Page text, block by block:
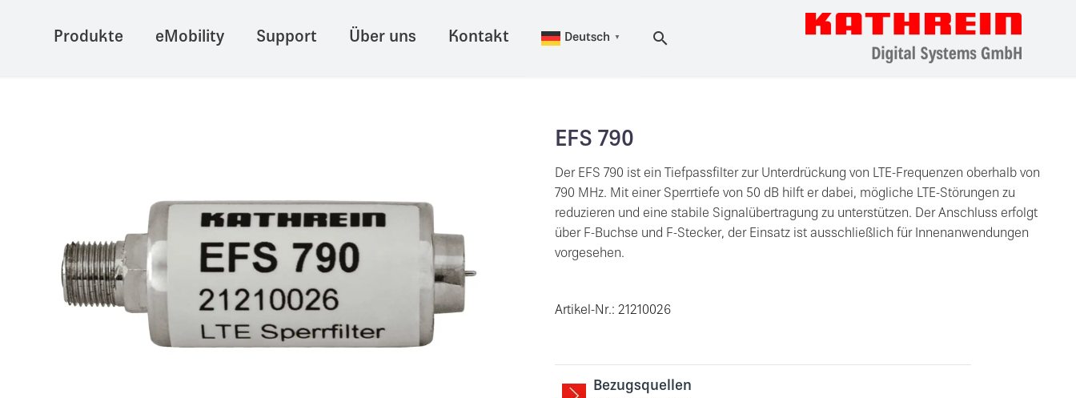
Produkte eMobility Support Über uns Kontakt Deutsch ▼
EFS 790
Der EFS 790 ist ein Tiefpassfilter zur Unterdrückung von LTE-Frequenzen oberhalb von
790 MHz. Mit einer Sperrtiefe von 50 dB hilft er dabei, mögliche LTE-Störungen zu
reduzieren und eine stabile Signalübertragung zu unterstützen. Der Anschluss erfolgt
über F-Buchse und F-Stecker, der Einsatz ist ausschließlich für Innenanwendungen
vorgesehen.
Artikel-Nr.: 21210026
Bezugsquellen